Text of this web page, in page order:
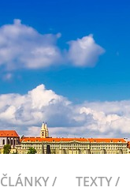
ČLÁNKY / TEXTY /